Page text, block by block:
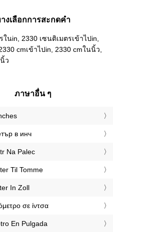
งเลือกการสะกดคำ
ในin, 2330 เซนติเมตรเข้าไปin,
cmเข้าไปin, 2330 cmในนิ้ว,
ว
ภาษาอื่น ๆ
в инч
Na Palec
Til Tomme
In Zoll
σε ίντσα
En Pulgada